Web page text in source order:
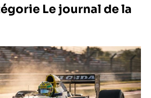
Le journal de la